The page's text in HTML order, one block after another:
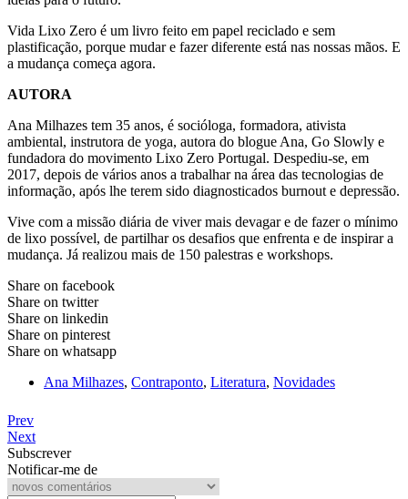
Vida Lixo Zero é um livro feito em papel reciclado e sem
plastificação, porque mudar e fazer diferente está nas nossas mãos. E
a mudança começa agora.
AUTORA
Ana Milhazes tem 35 anos, é socióloga, formadora, ativista
ambiental, instrutora de yoga, autora do blogue Ana, Go Slowly e
fundadora do movimento Lixo Zero Portugal. Despediu-se, em
2017, depois de vários anos a trabalhar na área das tecnologias de
informação, após lhe terem sido diagnosticados burnout e depressão.
Vive com a missão diária de viver mais devagar e de fazer o mínimo
de lixo possível, de partilhar os desafios que enfrenta e de inspirar a
mudança. Já realizou mais de 150 palestras e workshops.
Share on facebook
Share on twitter
Share on linkedin
Share on pinterest
Share on whatsapp
Ana Milhazes, Contraponto, Literatura, Novidades
Prev
Next
Subscrever
Notificar-me de